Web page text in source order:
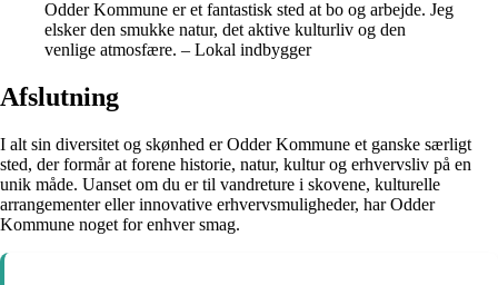
Odder Kommune er et fantastisk sted at bo og arbejde. Jeg
elsker den smukke natur, det aktive kulturliv og den
venlige atmosfære. – Lokal indbygger
Afslutning
I alt sin diversitet og skønhed er Odder Kommune et ganske særligt
sted, der formår at forene historie, natur, kultur og erhvervsliv på en
unik måde. Uanset om du er til vandreture i skovene, kulturelle
arrangementer eller innovative erhvervsmuligheder, har Odder
Kommune noget for enhver smag.